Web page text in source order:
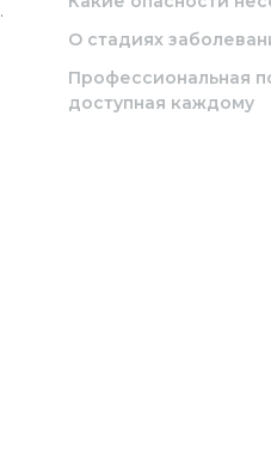
О стадиях
Профессиональная
доступная каждому